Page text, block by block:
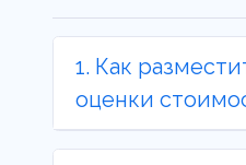
1. Как
оценки